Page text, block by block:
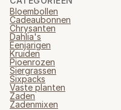
Bloembollen
Cadeaubonnen
Chrysanten
Dahlia's
Eenjarigen
Kruiden
Pioenrozen
Siergrassen
Sixpacks
Vaste planten
Zaden
Zadenmixen